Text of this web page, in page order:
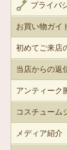
プライバ
お買い物ガイ
初めてご来店
当店からの返
アンティーク
コスチューム
メディア紹介